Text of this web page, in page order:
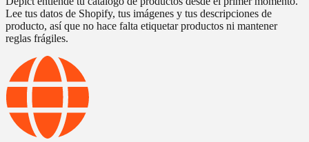
Lee tus datos de Shopify, tus imágenes y tus descripciones de
producto, así que no hace falta etiquetar productos ni mantener
reglas frágiles.